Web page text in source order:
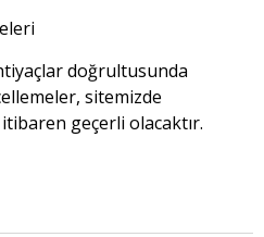
doğrultusunda
sitemizde
itibaren geçerli olacaktır.